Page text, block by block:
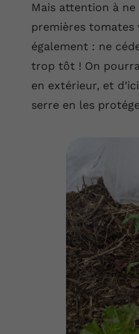
Mais attention à
premières
également : ne
trop tôt ! On
en extérieur, et
serre en les